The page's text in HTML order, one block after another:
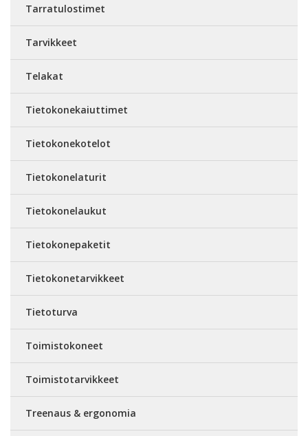
Tarratulostimet
Tarvikkeet
Telakat
Tietokonekaiuttimet
Tietokonekotelot
Tietokonelaturit
Tietokonelaukut
Tietokonepaketit
Tietokonetarvikkeet
Tietoturva
Toimistokoneet
Toimistotarvikkeet
Treenaus & ergonomia